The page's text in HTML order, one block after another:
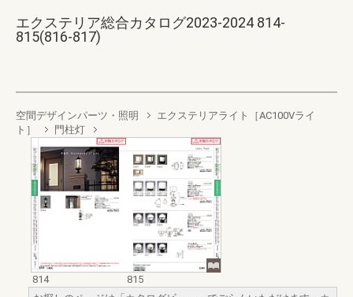
エクステリア総合カタログ2023-2024 814-
815(816-817)
空間デザインパーツ・照明
エクステリアライト［AC100Vライ
ト］
門柱灯
814
815